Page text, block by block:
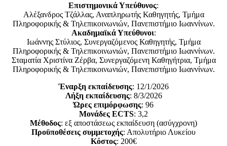
Επιστημονικά Υπεύθυνος:
Αλέξανδρος Τζάλλας, Αναπληρωτής Καθηγητής, Τμήμα
Πληροφορικής & Τηλεπικοινωνιών, Πανεπιστήμιο Ιωαννίνων.
Ακαδημαϊκά Υπεύθυνοι:
Ιωάννης Στύλιος, Συνεργαζόμενος Καθηγητής, Τμήμα
Πληροφορικής & Τηλεπικοινωνιών, Πανεπιστήμιο Ιωαννίνων.
Σταματία Χριστίνα Ζέρβα, Συνεργαζόμενη Καθηγήτρια, Τμήμα
Πληροφορικής & Τηλεπικοινωνιών, Πανεπιστήμιο Ιωαννίνων.
Έναρξη εκπαίδευσης: 12/1/2026
Λήξη εκπαίδευσης: 8/3/2026
Ώρες επιμόρφωσης: 96
Μονάδες ECTS: 3,2
Μέθοδος: εξ αποστάσεως εκπαίδευση (ασύγχρονη)
Προϋποθέσεις συμμετοχής: Απολυτήριο Λυκείου
Κόστος: 200€